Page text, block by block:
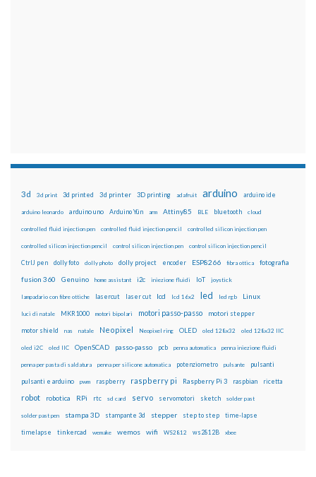
3d 3d print 3d printed 3d printer 3D printing adafruit arduino arduino ide
arduino leonardo arduino uno Arduino Yún arm Attiny85 BLE bluetooth cloud
controlled fluid injection pen controlled fluid injection pencil controlled silicon injection pen
controlled silicon injection pencil control silicon injection pen control silicon injection pencil
CtrlJ pen dolly foto dolly photo dolly project encoder ESP8266 fibra ottica fotografia
fusion 360 Genuino home assistant i2c iniezione fluidi IoT joystick
lampadario con fibre ottiche lasercut laser cut lcd lcd 16x2 led led rgb Linux
luci di natale MKR1000 motori bipolari motori passo-passo motori stepper
motor shield nas natale Neopixel Neopixel ring OLED oled 128x32 oled 128x32 IIC
oled i2C oled IIC OpenSCAD passo-passo pcb penna automatica penna iniezione fluidi
penna per pasta di saldatura penna per silicone automatica potenziometro pulsante pulsanti
pulsanti e arduino pwm raspberry raspberry pi Raspberry Pi 3 raspbian ricetta
robot robotica RPi rtc sd card servo servomotori sketch solder past
solder past pen stampa 3D stampante 3d stepper step to step time-lapse
timelapse tinkercad wemake wemos wifi WS2812 ws2812B xbee